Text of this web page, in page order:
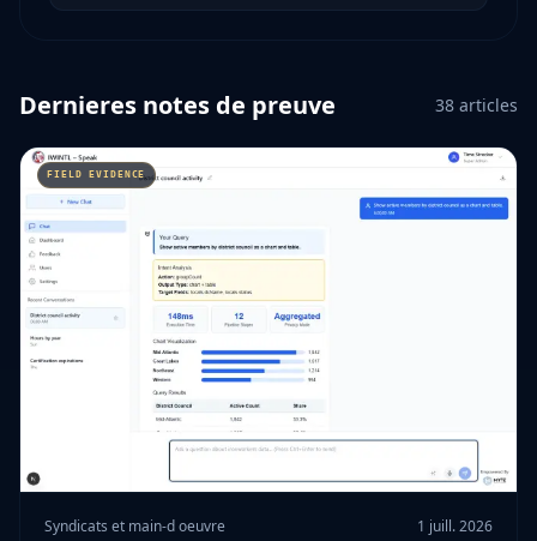
Dernieres notes de preuve 38 articles
Syndicats et main-d oeuvre 1 juill. 2026